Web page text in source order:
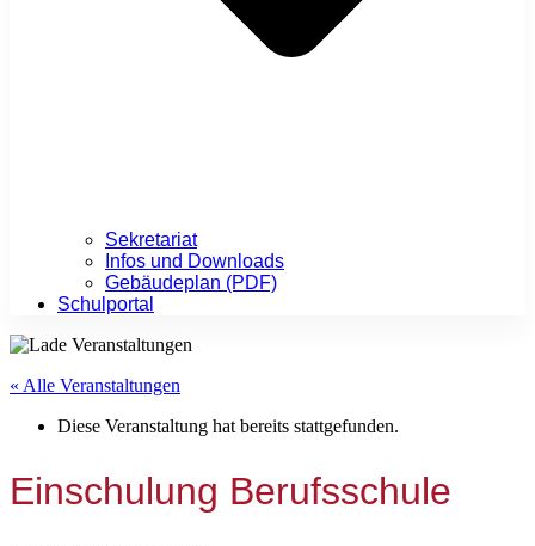
Sekretariat
Infos und Downloads
Gebäudeplan (PDF)
Schulportal
« Alle Veranstaltungen
Diese Veranstaltung hat bereits stattgefunden.
Einschulung Berufsschule